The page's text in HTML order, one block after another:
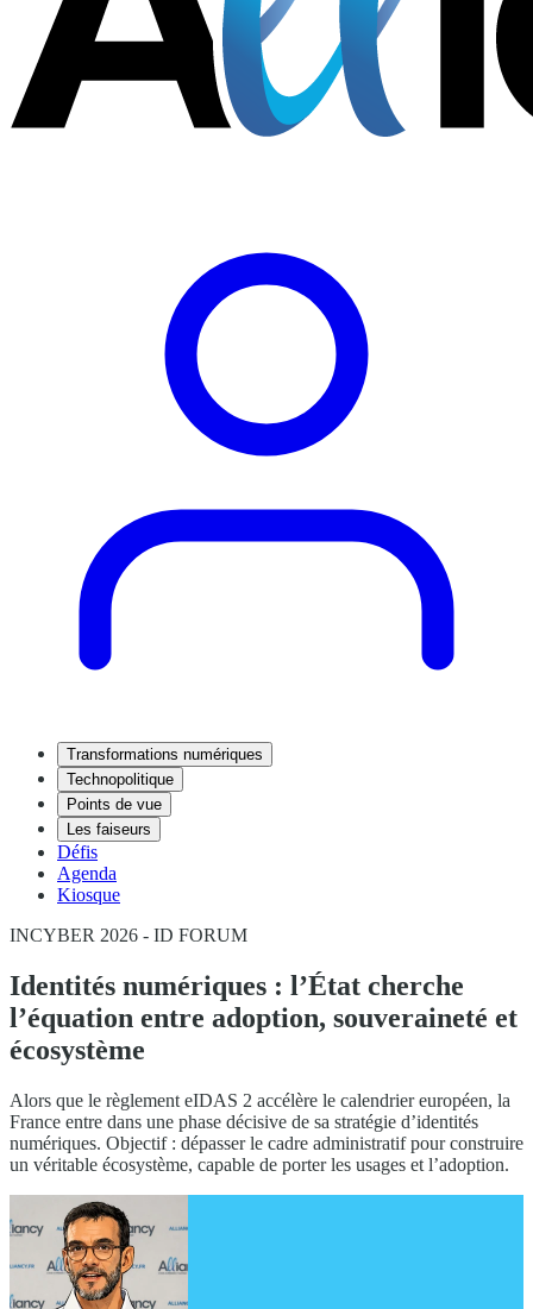
Transformations numériques
Technopolitique
Points de vue
Les faiseurs
Défis
Agenda
Kiosque
INCYBER 2026 - ID FORUM
Identités numériques : l’État cherche
l’équation entre adoption, souveraineté et
écosystème
Alors que le règlement eIDAS 2 accélère le calendrier européen, la
France entre dans une phase décisive de sa stratégie d’identités
numériques. Objectif : dépasser le cadre administratif pour construire
un véritable écosystème, capable de porter les usages et l’adoption.